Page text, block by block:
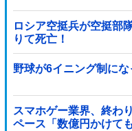
ロシア空挺兵が空挺部
りて死亡！
野球が6イニング制に
スマホゲー業界、終わ
ペース「数億円かけても